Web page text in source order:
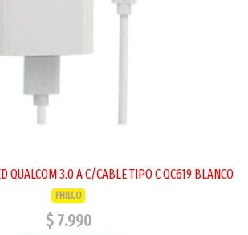
QUALCOM 3.0 A C/CABLE TIPO C QC619 BLANCO
PHILCO
$ 7.990